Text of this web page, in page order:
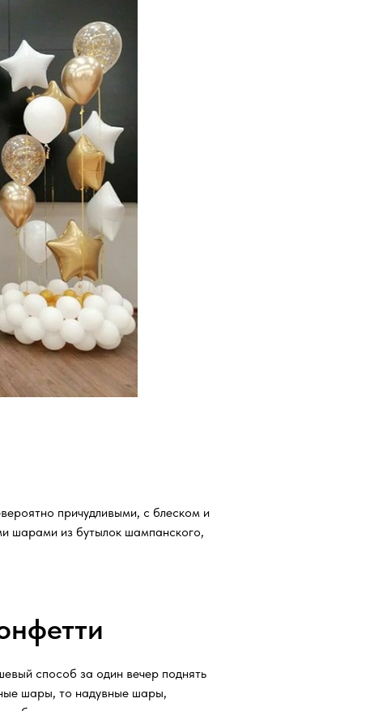
причудливыми, с блеском и
шарами из бутылок шампанского,
способ за один вечер поднять
шары, то надувные шары,